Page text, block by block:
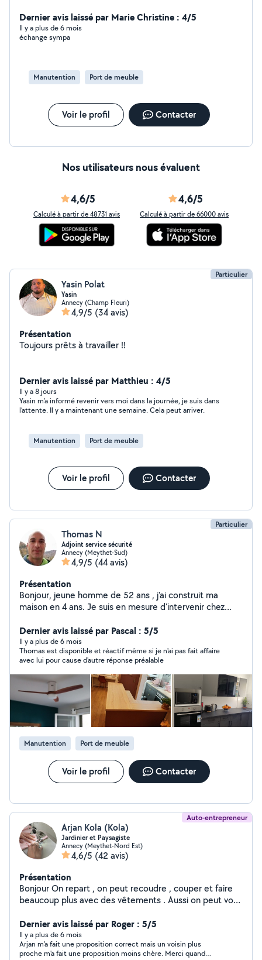
portage (pianos, gros canapés, électroménagers...), des
couvertures et des outils si besoin. - Je peux être
accompagné par une personne, particulièrement forte
Horaires souples (soir, week-end possible)
Dernier avis laissé par Marie Christine : 4/5
Il y a plus de 6 mois
échange sympa
Manutention Port de meuble
Voir le profil Contacter
Nos utilisateurs nous évaluent
4,6/5
Calculé à partir de 48731 avis
4,6/5
Calculé à partir de 66000 avis
Particulier
Yasin Polat
Yasin
Annecy (Champ Fleuri)
4,9/5 (34 avis)
Présentation
Toujours prêts à travailler !!
Dernier avis laissé par Matthieu : 4/5
Il y a 8 jours
Yasin m’a informé revenir vers moi dans la journée, je suis dans
l’attente. Il y a maintenant une semaine. Cela peut arriver.
Manutention Port de meuble
Voir le profil Contacter
Particulier
Thomas N
Adjoint service sécurité
Annecy (Meythet-Sud)
4,9/5 (44 avis)
Présentation
Bonjour, jeune homme de 52 ans , j'ai construit ma
maison en 4 ans. Je suis en mesure d'intervenir chez
peux monter vos roues sur votre véhicule. Transporter
deux roues, tondeuse ect.. Un problème ? posez moi
votre question ! Soit je vous propose une solution ! Soit
cela dépasse mes compétences et je vous dis
clairement que je ne sais pas faire.
Dernier avis laissé par Pascal : 5/5
Il y a plus de 6 mois
Thomas est disponible et réactif même si je n'ai pas fait affaire
avec lui pour cause d'autre réponse préalable
Manutention Port de meuble
Voir le profil Contacter
Auto-entrepreneur
Arjan Kola (Kola)
Jardinier et Paysagiste
Annecy (Meythet-Nord Est)
4,6/5 (42 avis)
Présentation
Bonjour On repart , on peut recoudre , couper et faire
beaucoup plus avec des vêtements . Aussi on peut vous
ménage,petits travaux et déchèterie si vous avez
besoin..J'ai joué au piano si vous avez besoin de faire
des cours de piano pour débutants.Les prix sont
Dernier avis laissé par Roger : 5/5
Il y a plus de 6 mois
Arjan m'a fait une proposition correct mais un voisin plus
proche m'a fait une proposition moins chère. Merci quand